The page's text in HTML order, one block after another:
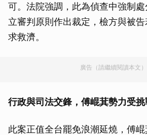
可。法院強調，此為偵查中強制
立審判原則作出裁定，檢方與被
求救濟。
廣告（請繼續閱讀本文）
行政與司法交鋒，傅崐萁勢力受挑
此案正值全台罷免浪潮延燒，傅